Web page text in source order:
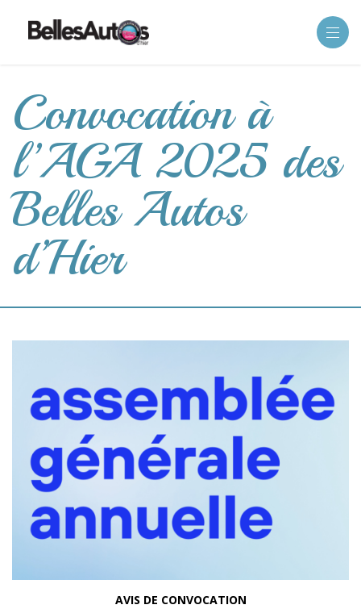
Convocation à
l’AGA 2025 des
Belles Autos
d’Hier
AVIS DE CONVOCATION